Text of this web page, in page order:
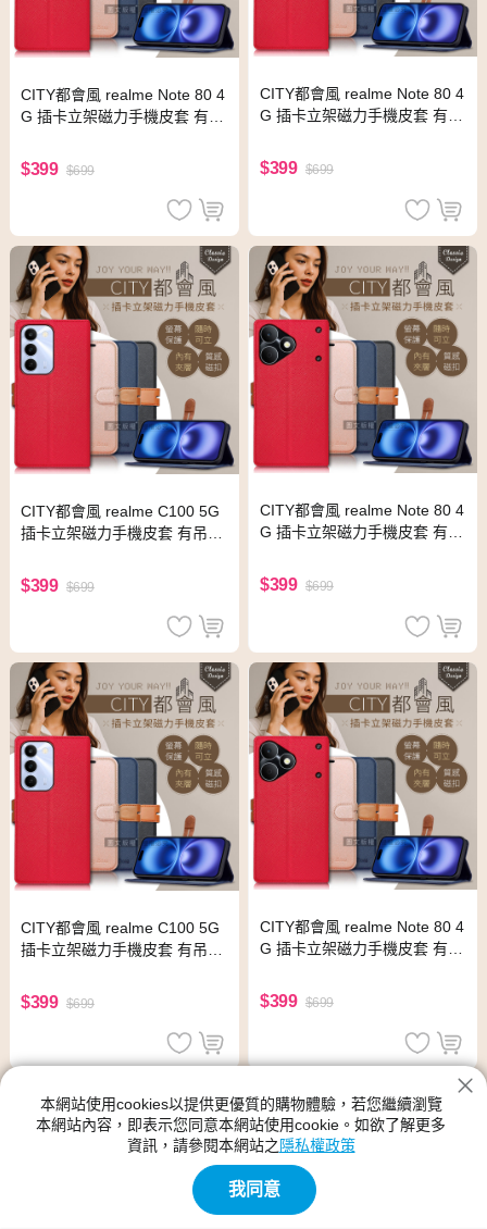
CITY都會風 realme Note 80 4
G 插卡立架磁力手機皮套 有吊
$399 $699
CITY都會風 realme Note 80 4
G 插卡立架磁力手機皮套 有吊
$399 $699
CITY都會風 realme C100 5G
插卡立架磁力手機皮套 有吊飾
$399 $699
CITY都會風 realme Note 80 4
G 插卡立架磁力手機皮套 有吊
$399 $699
CITY都會風 realme C100 5G
插卡立架磁力手機皮套 有吊飾
$399 $699
CITY都會風 realme Note 80 4
G 插卡立架磁力手機皮套 有吊
$399 $699
realme套殼
神腦生活的realme套殼館別提供各種類型、尺寸規格、功能、顏色
的產品,realme套殼的新品與優惠商品都在神腦生活裡
本網站使用cookies以提供更優質的購物體驗，若您繼續瀏覽
本網站內容，即表示您同意本網站使用cookie。如欲了解更多
資訊，請參閱本網站之 隱私權政策
我同意